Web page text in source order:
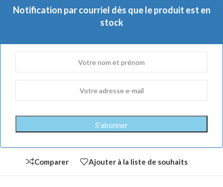
Notification par courriel dès que le produit est en
stock
Comparer Ajouter à la liste de souhaits